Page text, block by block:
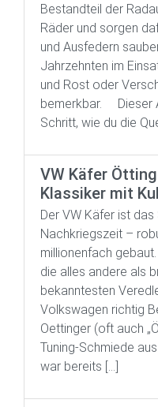
Bestandteil der
Räder und sorgen
und Ausfedern
Jahrzehnten im
und Rost oder
bemerkbar. Dieser
Schritt, wie du die
VW Käfer
Klassiker mit
Der VW Käfer ist
Nachkriegszeit –
millionenfach
die alles andere als
bekanntesten
Volkswagen richtig
Oettinger (oft auch
Tuning-Schmiede
war bereits […]